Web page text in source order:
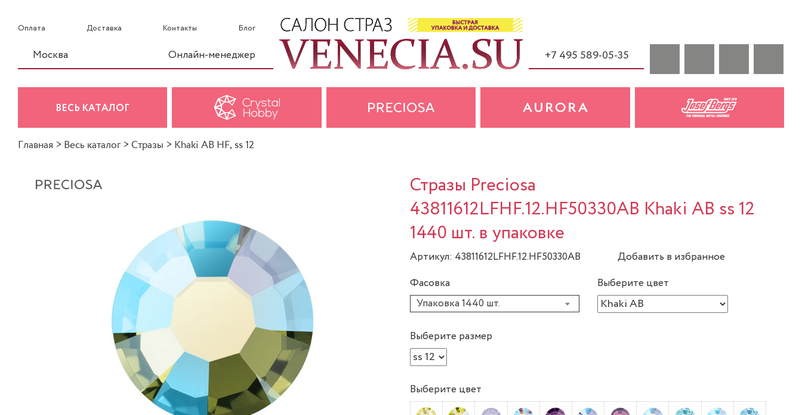
Оплата Доставка Контакты Блог
Москва Онлайн-менеджер +7 495 589-05-35
ВЕСЬ КАТАЛОГ
Главная > Весь каталог > Стразы > Khaki AB HF, ss 12
Стразы Preciosa
43811612LFHF.12.HF50330AB Khaki AB ss 12
1440 шт. в упаковке
Артикул: 43811612LFHF.12.HF50330AB
Добавить в избранное
Фасовка
Упаковка 1440 шт.
Выберите цвет
Выберите размер
Выберите цвет